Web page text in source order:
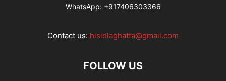
WhatsApp: +917406303366
Contact us: hisidlaghatta@gmail.com
FOLLOW US